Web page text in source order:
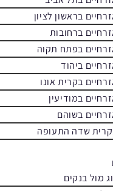
בראשון לציון
ברחובות
בפתח תקוה
ביהוד
בקרית אונו
במודיעין
בשוהם
שדה התעופה
מול בנקים